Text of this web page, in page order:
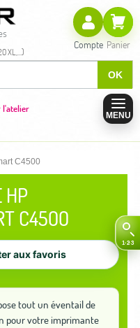
XL,...)
OK
Compte Panier
l'atelier
MENU
C4500
HP
C4500
aux favoris
tout un éventail de
pour votre imprimante